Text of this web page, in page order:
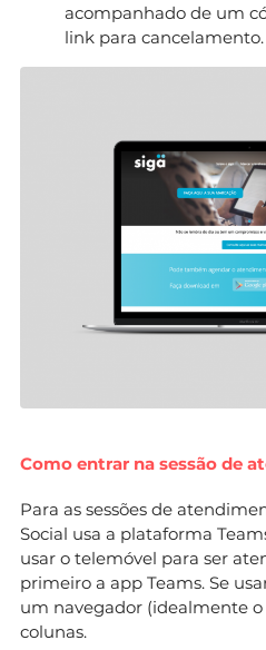
acompanhado de um
link para cancelamento.
Como entrar na sessão de
Para as sessões de
Social usa a plataforma
usar o telemóvel para ser
primeiro a app Teams. Se
um navegador (idealmente
colunas.